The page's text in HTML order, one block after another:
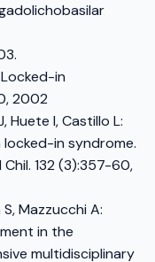
in
2002
Huete I, Castillo L:
in syndrome.
132 (3):357-60,
Mazzucchi A:
in the
multidisciplinary